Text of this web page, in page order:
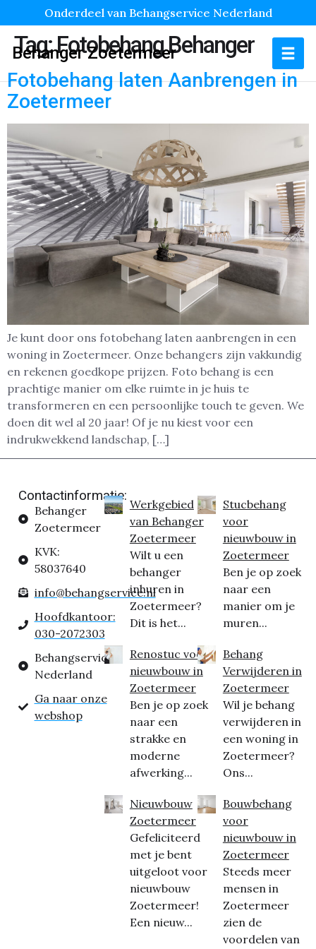
Onderdeel van Behangservice Nederland
Behanger Zoetermeer
Tag:Fotobehang Behanger
Fotobehang laten Aanbrengen in
Zoetermeer
Je kunt door ons fotobehang laten aanbrengen in een
woning in Zoetermeer. Onze behangers zijn vakkundig
en rekenen goedkope prijzen. Foto behang is een
prachtige manier om elke ruimte in je huis te
transformeren en een persoonlijke touch te geven. We
doen dit wel al 20 jaar! Of je nu kiest voor een
indrukwekkend landschap, […]
Contactinformatie:
Behanger
Zoetermeer
KVK:
58037640
info@behangservice.nl
Hoofdkantoor:
030-2072303
Behangservice
Nederland
Ga naar onze
webshop
Werkgebied
van Behanger
Zoetermeer
Wilt u een
behanger
inhuren in
Zoetermeer?
Dit is het...
Renostuc voor
nieuwbouw in
Zoetermeer
Ben je op zoek
naar een
strakke en
moderne
afwerking...
Nieuwbouw
Zoetermeer
Gefeliciteerd
met je bent
uitgeloot voor
nieuwbouw
Zoetermeer!
Een nieuw...
Stucbehang
voor
nieuwbouw in
Zoetermeer
Ben je op zoek
naar een
manier om je
muren...
Behang
Verwijderen in
Zoetermeer
Wil je behang
verwijderen in
een woning in
Zoetermeer?
Ons...
Bouwbehang
voor
nieuwbouw in
Zoetermeer
Steeds meer
mensen in
Zoetermeer
zien de
voordelen van